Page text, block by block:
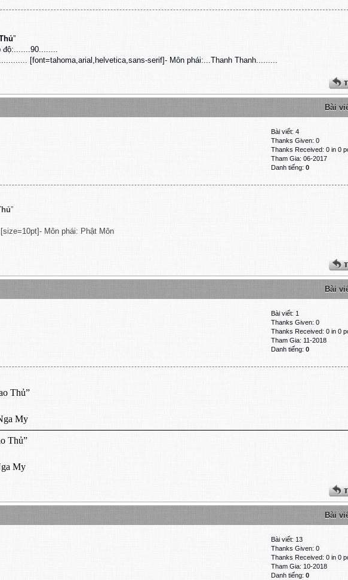
”
độ:.......90........
[font=tahoma,arial,helvetica,sans-serif]- Môn phái:...Thanh Thanh.........
Bài
Bài viết: 4
Thanks Given: 0
Thanks Received: 0 in 0
Tham Gia: 06-2017
Danh tiếng: 0
”
Môn phái: Phật Môn
Bài
Bài viết: 1
Thanks Given: 0
Thanks Received: 0 in 0
Tham Gia: 11-2018
Danh tiếng: 0
Thủ”
My
Thủ”
My
Bài
Bài viết: 13
Thanks Given: 0
Thanks Received: 0 in 0
Tham Gia: 10-2018
Danh tiếng: 0